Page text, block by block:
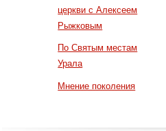
церкви с Алексеем
Рыжковым
По Святым местам
Урала
Мнение поколения